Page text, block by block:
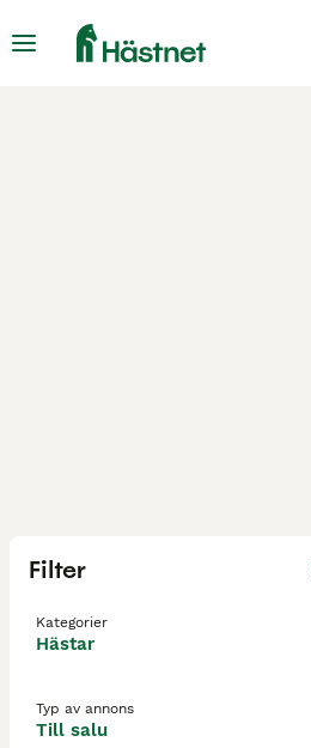
Filter
Kategorier
Hästar
Typ av annons
Till salu